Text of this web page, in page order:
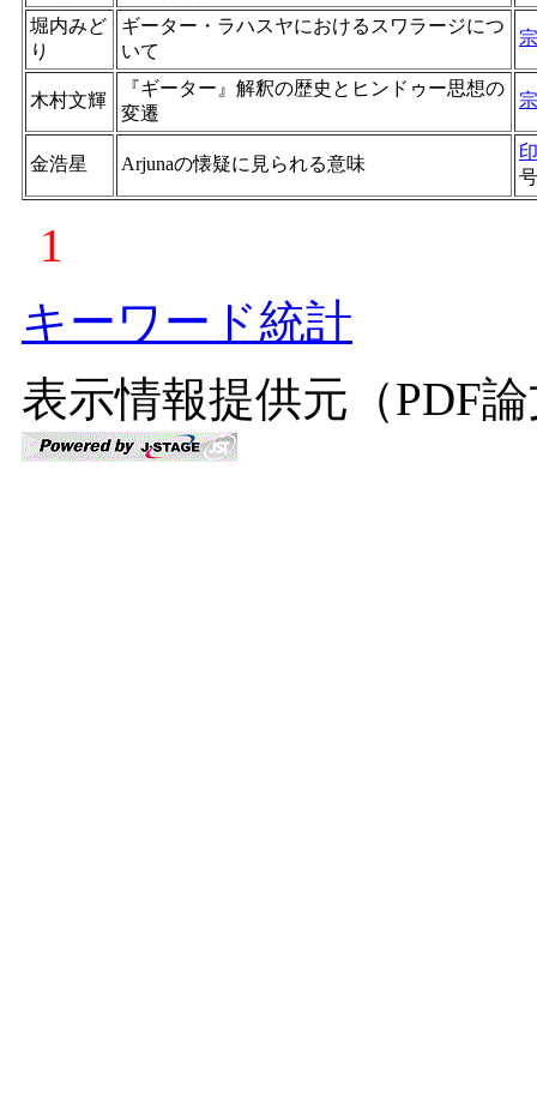
堀内みど
り
ギーター・ラハスヤにおけるスワラージにつ
いて
木村文輝
『ギーター』解釈の歴史とヒンドゥー思想の
変遷
金浩星 Arjunaの懐疑に見られる意味
1
キーワード統計
表示情報提供元（PDF